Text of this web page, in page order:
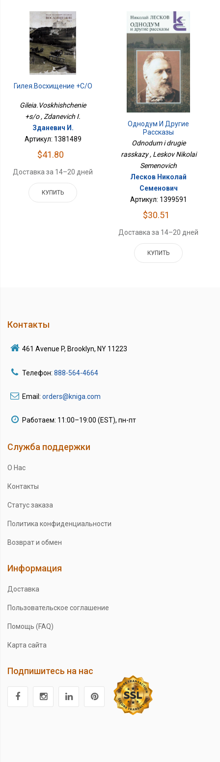
Гилея.Восхищение +с/о
Gileia.Voskhishchenie
+s/o , Zdanevich I.
Зданевич И.
Артикул: 1381489
$41.80
Доставка за 14–20 дней
КУПИТЬ
Однодум И Другие
Рассказы
Odnodum i drugie
rasskazy , Leskov Nikolai
Semenovich
Лесков Николай
Семенович
Артикул: 1399591
$30.51
Доставка за 14–20 дней
КУПИТЬ
Контакты
461 Avenue P, Brooklyn, NY 11223
Телефон: 888-564-4664
Email: orders@kniga.com
Работаем: 11:00–19:00 (EST), пн-пт
Служба поддержки
О Нас
Контакты
Статус заказа
Политика конфиденциальности
Возврат и обмен
Информация
Доставка
Пользовательское соглашение
Помощь (FAQ)
Карта сайта
Подпишитесь на нас